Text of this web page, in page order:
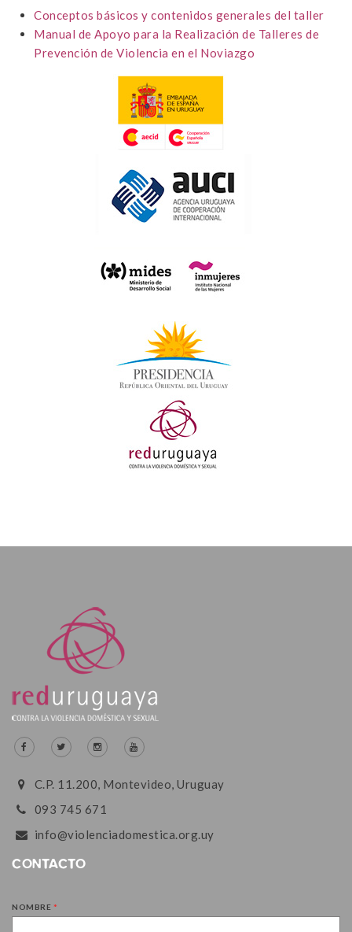
Conceptos básicos y contenidos generales del taller
Manual de Apoyo para la Realización de Talleres de
Prevención de Violencia en el Noviazgo
C.P. 11.200, Montevideo, Uruguay
093 745 671
info@violenciadomestica.org.uy
CONTACTO
NOMBRE *